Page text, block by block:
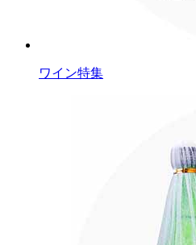
ワイン特集